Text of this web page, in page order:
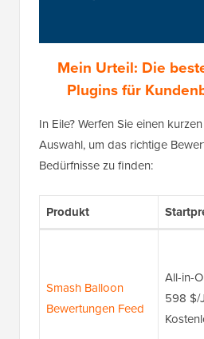
Mein Urteil: Die
Plugins für
In Eile? Werfen Sie einen
Auswahl, um das richtige
Bedürfnisse zu finden:
Produkt
Smash Balloon
Bewertungen Feed
All-in-
598 $/